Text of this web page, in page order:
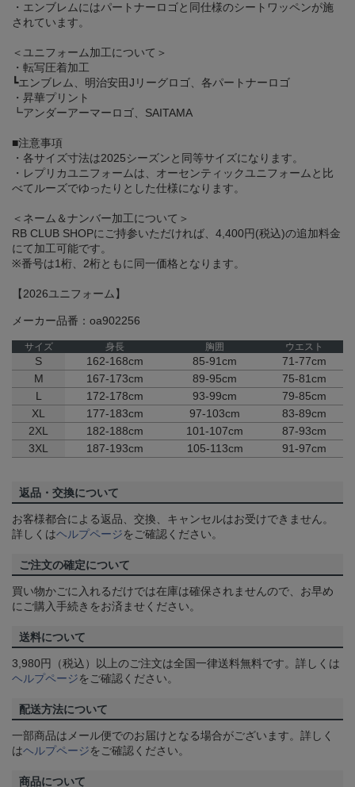
・エンブレムにはパートナーロゴと同仕様のシートワッペンが施
されています。
＜ユニフォーム加工について＞
・転写圧着加工
┗エンブレム、明治安田Jリーグロゴ、各パートナーロゴ
・昇華プリント
┗アンダーアーマーロゴ、SAITAMA
■注意事項
・各サイズ寸法は2025シーズンと同等サイズになります。
・レプリカユニフォームは、オーセンティックユニフォームと比
べてルーズでゆったりとした仕様になります。
＜ネーム＆ナンバー加工について＞
RB CLUB SHOPにご持参いただければ、4,400円(税込)の追加料金
にて加工可能です。
※番号は1桁、2桁ともに同一価格となります。
【2026ユニフォーム】
メーカー品番：oa902256
サイズ 身長 胸囲 ウエスト
S 162-168cm 85-91cm
71-77cm
M
167-173cm 89-95cm
75-81cm
L
172-178cm 93-99cm
79-85cm
XL
177-183cm 97-103cm
83-89cm
2XL
182-188cm 101-107cm
87-93cm
3XL
187-193cm 105-113cm 91-97cm
返品・交換について
お客様都合による返品、交換、キャンセルはお受けできません。
詳しくはヘルプページをご確認ください。
ご注文の確定について
買い物かごに入れるだけでは在庫は確保されませんので、お早め
にご購入手続きをお済ませください。
送料について
3,980円（税込）以上のご注文は全国一律送料無料です。詳しくは
ヘルプページをご確認ください。
配送方法について
一部商品はメール便でのお届けとなる場合がございます。詳しく
はヘルプページをご確認ください。
商品について